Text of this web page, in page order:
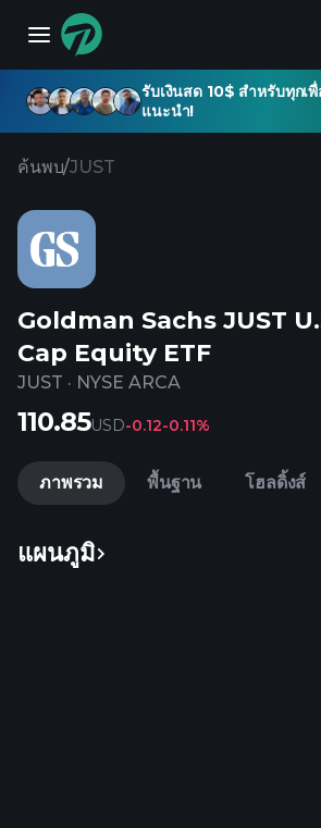
รับเงินสด 10$ สำหรับทุก
แนะนำ!
ค้นพบ/JUST
Goldman Sachs JUST
Cap Equity ETF
JUST · NYSE ARCA
110.85USD-0.12-0.11%
ภาพรวม พื้นฐาน โฮลดิ้งส์
แผนภูมิ